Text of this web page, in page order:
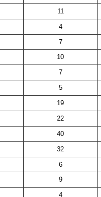
11
4
7
10
7
5
19
22
40
32
6
9
4